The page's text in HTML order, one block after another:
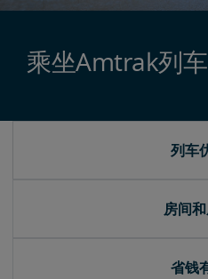
乘坐Amtrak列
列车
房间
省钱